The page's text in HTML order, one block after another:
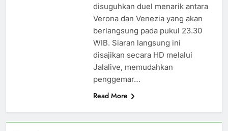
disuguhkan duel menarik antara
Verona dan Venezia yang akan
berlangsung pada pukul 23.30
WIB. Siaran langsung ini
disajikan secara HD melalui
Jalalive, memudahkan
penggemar…
Read More